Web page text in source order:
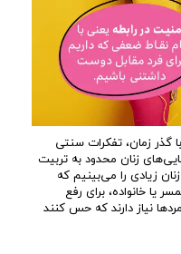
گذر زمان، تفکرات سنتی
زنان محدود به تربیت
زیادی را می‌بینیم که
یا خانواده، برای رفع
نیاز دارند که حس کنند